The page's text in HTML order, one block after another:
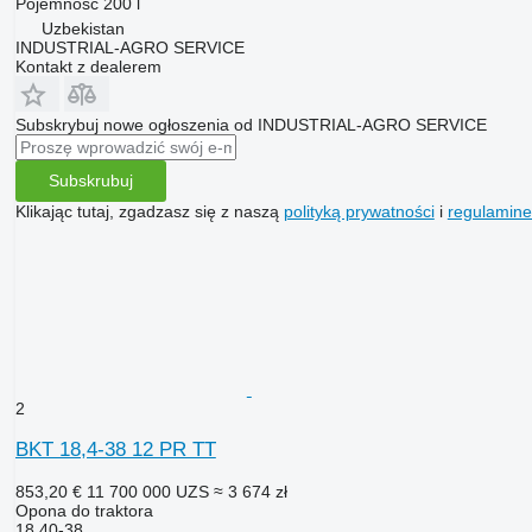
Uzbekistan
INDUSTRIAL-AGRO SERVICE
Kontakt z dealerem
Subskrybuj nowe ogłoszenia od INDUSTRIAL-AGRO SERVICE
Subskrubuj
Klikając tutaj, zgadzasz się z naszą polityką prywatnościi
2
BKT 18,4-38 12 PR TT
853,20 € 11 700 000 UZS ≈ 3 674 zł
Opona do traktora